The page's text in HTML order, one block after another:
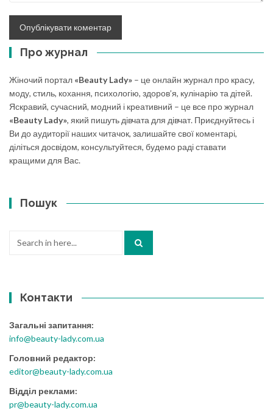
Про журнал
Жіночий портал «Beauty Lady» – це онлайн журнал про красу,
моду, стиль, кохання, психологію, здоров’я, кулінарію та дітей.
Яскравий, сучасний, модний і креативний – це все про журнал
«Beauty Lady», який пишуть дівчата для дівчат. Приєднуйтесь і
Ви до аудиторії наших читачок, залишайте свої коментарі,
діліться досвідом, консультуйтеся, будемо раді ставати
кращими для Вас.
Пошук
Контакти
Загальні запитання:
info@beauty-lady.com.ua
Головний редактор:
editor@beauty-lady.com.ua
Відділ реклами:
pr@beauty-lady.com.ua